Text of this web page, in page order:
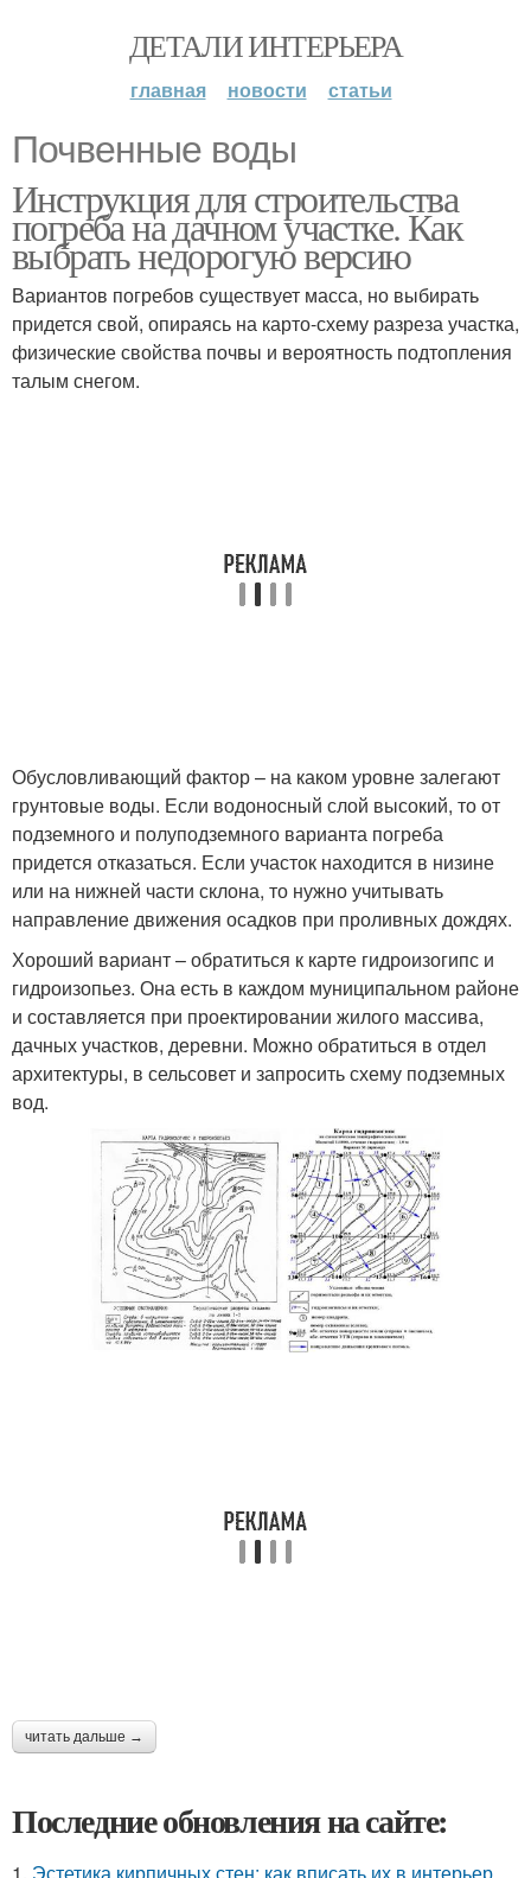
ДЕТАЛИ ИНТЕРЬЕРА
главная новости статьи
Почвенные воды
Инструкция для строительства
погреба на дачном участке. Как
выбрать недорогую версию
Вариантов погребов существует масса, но выбирать
придется свой, опираясь на карто-схему разреза участка,
физические свойства почвы и вероятность подтопления
талым снегом.
Обусловливающий фактор – на каком уровне залегают
грунтовые воды. Если водоносный слой высокий, то от
подземного и полуподземного варианта погреба
придется отказаться. Если участок находится в низине
или на нижней части склона, то нужно учитывать
направление движения осадков при проливных дождях.
Хороший вариант – обратиться к карте гидроизогипс и
гидроизопьез. Она есть в каждом муниципальном районе
и составляется при проектировании жилого массива,
дачных участков, деревни. Можно обратиться в отдел
архитектуры, в сельсовет и запросить схему подземных
вод.
читать дальше →
Последние обновления на сайте: